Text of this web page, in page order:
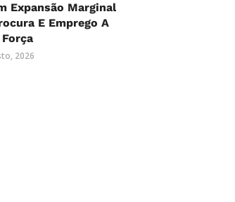
Expansão Marginal
E Emprego A
2026